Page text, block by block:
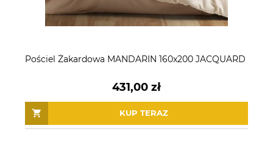
Pościel Żakardowa MANDARIN 160x200 JACQUARD
431,00 zł
KUP TERAZ